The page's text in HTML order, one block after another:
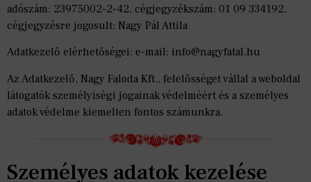
adószám: 23975002-2-42, cégjegyzékszám: 01 09 334192,
cégjegyzésre jogosult: Nagy Pál Attila
Adatkezelő elérhetőségei: e-mail: info@nagyfatal.hu
Az Adatkezelő, Nagy Faloda Kft., felelősséget vállal a weboldal
látogatók személyiségi jogainak védelméért és a személyes
adatok védelme kiemelten fontos számunkra.
Személyes adatok kezelése